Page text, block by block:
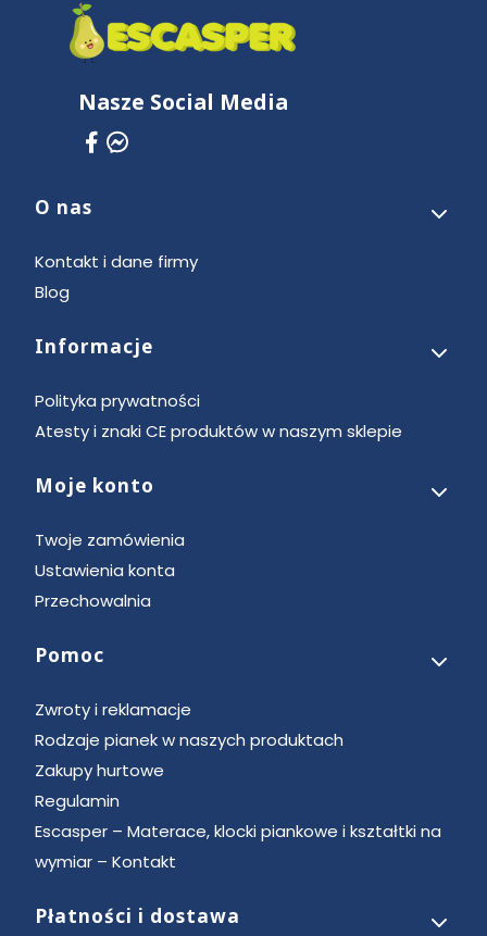
Nasze Social Media
Linki w stopce
O nas
Kontakt i dane firmy
Blog
Informacje
Polityka prywatności
Atesty i znaki CE produktów w naszym sklepie
Moje konto
Twoje zamówienia
Ustawienia konta
Przechowalnia
Pomoc
Zwroty i reklamacje
Rodzaje pianek w naszych produktach
Zakupy hurtowe
Regulamin
Escasper – Materace, klocki piankowe i kształtki na
wymiar – Kontakt
Płatności i dostawa